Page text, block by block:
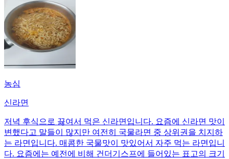
농심
신라면
저녁 후식으로 끓여서 먹은 신라면입니다. 요즘에 신라면 맛이
변했다고 말들이 많지만 여전히 국물라면 중 상위권을 치지하
는 라면입니다. 매콤한 국물맛이 맛있어서 자주 먹는 라면입니
다. 요즘에는 예전에 비해 건더기스프에 들어있는 표고의 크기